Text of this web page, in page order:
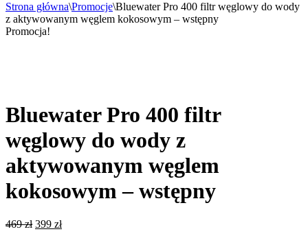
Strona główna\Promocje\Bluewater Pro 400 filtr węglowy do wody
z aktywowanym węglem kokosowym – wstępny
Promocja!
Bluewater Pro 400 filtr
węglowy do wody z
aktywowanym węglem
kokosowym – wstępny
469zł Pierwotna
399 złAktualna